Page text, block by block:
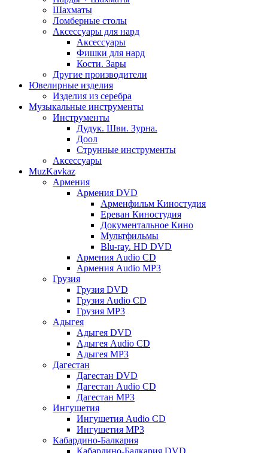
Шахматы
Ломберные столы
Аксессуары для нард
Аксессуары
Фишки для нард
Кости. Зары
Другие производители
Ювелирные изделия
Изделия из серебра
Музыкальные инструменты
Инструменты
Дудук. Шви. Зурна.
Доол
Струнные инструменты
Аксессуары
MuzKavkaz
Армения
Армения DVD
Арменфильм Киностудия
Ереван Киностудия
Документальное Кино
Мультфильмы
Blu-ray. HD DVD
Армения Audio CD
Армения Audio MP3
Грузия
Грузия DVD
Грузия Audio CD
Грузия MP3
Адыгея
Адыгея DVD
Адыгея Audio CD
Адыгея MP3
Дагестан
Дагестан DVD
Дагестан Audio CD
Дагестан MP3
Ингушетия
Ингушетия Audio CD
Ингушетия MP3
Кабардино-Балкария
Кабардино-Балкария DVD